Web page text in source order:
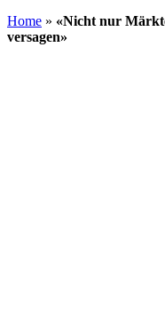
Home » «Nicht nur
versagen»